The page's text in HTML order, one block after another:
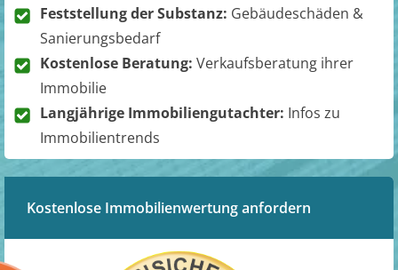
Feststellung der Substanz: Gebäudeschäden &
Sanierungsbedarf
Kostenlose Beratung: Verkaufsberatung ihrer
Immobilie
Langjährige Immobiliengutachter: Infos zu
Immobilientrends
Kostenlose Immobilienwertung anfordern